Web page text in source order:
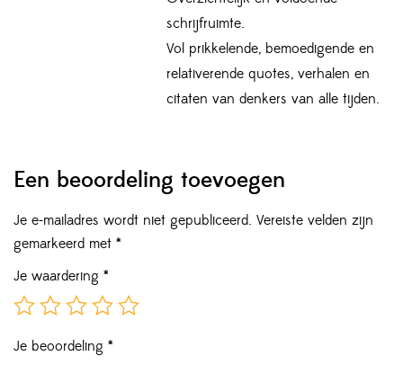
schrijfruimte.
Vol prikkelende, bemoedigende en
relativerende quotes, verhalen en
citaten van denkers van alle tijden.
Een beoordeling toevoegen
Je e-mailadres wordt niet gepubliceerd. Vereiste velden zijn
gemarkeerd met *
Je waardering *
Je beoordeling *